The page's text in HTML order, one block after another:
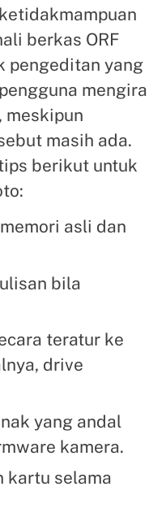
berkas ORF
pengeditan yang
mengira
meskipun
masih ada.
berikut untuk
asli dan
bila
teratur ke
drive
yang andal
kamera.
kartu selama